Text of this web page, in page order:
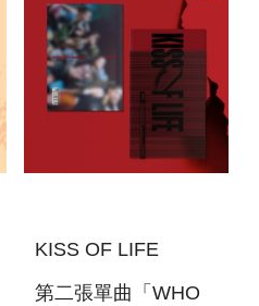
KISS OF LIFE
第二張單曲「WHO